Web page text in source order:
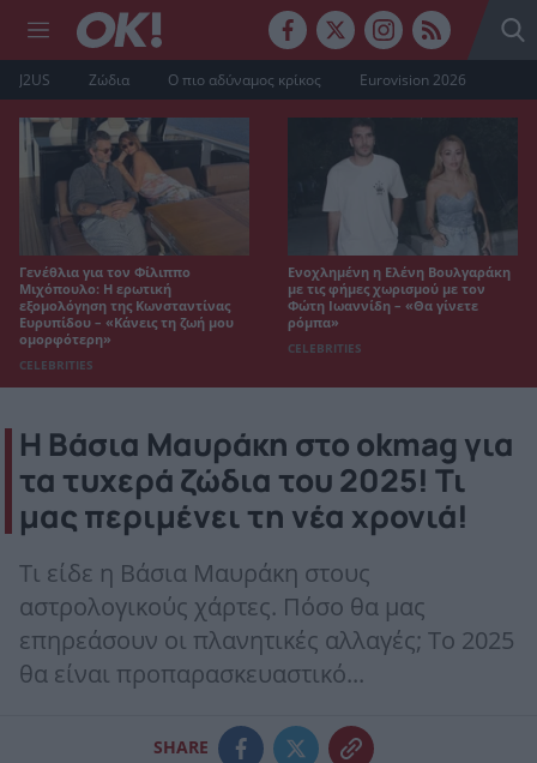
J2US Ζώδια Ο πιο αδύναμος κρίκος Eurovision 2026
Γενέθλια για τον Φίλιππο
Μιχόπουλο: Η ερωτική
εξομολόγηση της Κωνσταντίνας
Ευρυπίδου – «Κάνεις τη ζωή μου
ομορφότερη»
CELEBRITIES
Ενοχλημένη η Ελένη Βουλγαράκη
με τις φήμες χωρισμού με τον
Φώτη Ιωαννίδη – «Θα γίνετε
ρόμπα»
CELEBRITIES
Η Βάσια Μαυράκη στο okmag για
τα τυχερά ζώδια του 2025! Τι
μας περιμένει τη νέα χρονιά!
Τι είδε η Βάσια Μαυράκη στους
αστρολογικούς χάρτες. Πόσο θα μας
επηρεάσουν οι πλανητικές αλλαγές; Το 2025
θα είναι προπαρασκευαστικό...
SHARE